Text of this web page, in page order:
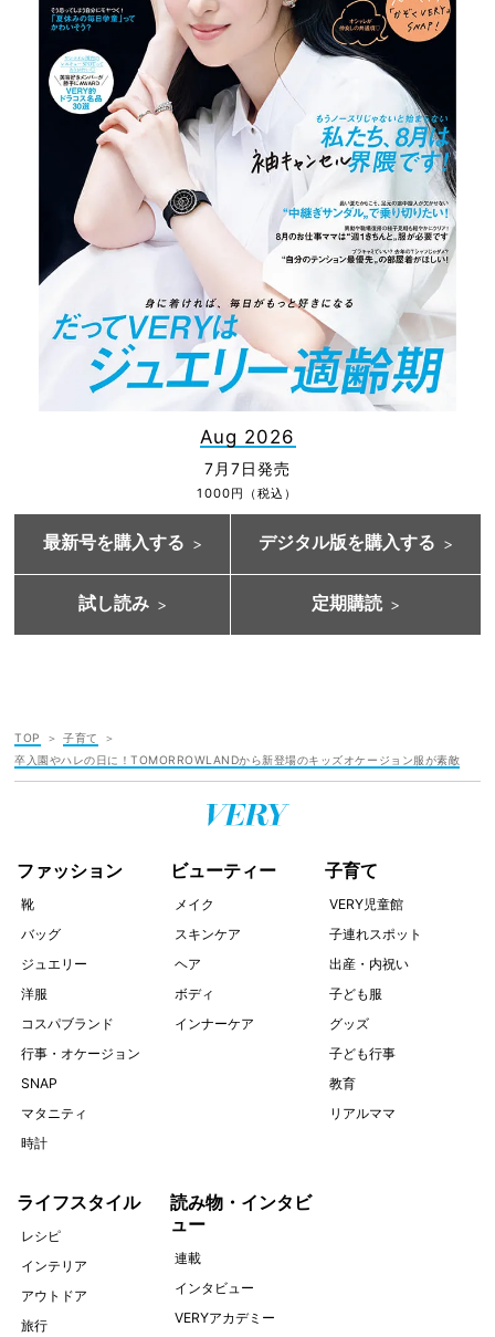
Aug 2026
7月7日発売
1000円（税込）
最新号を購入する デジタル版を購入する
試し読み 定期購読
TOP
子育て
卒入園やハレの日に！TOMORROWLANDから新登場のキッズオケージョン服が素敵
ファッション
靴
バッグ
ジュエリー
洋服
コスパブランド
行事・オケージョン
SNAP
マタニティ
時計
ビューティー
メイク
スキンケア
ヘア
ボディ
インナーケア
子育て
VERY児童館
子連れスポット
出産・内祝い
子ども服
グッズ
子ども行事
教育
リアルママ
ライフスタイル
レシピ
インテリア
アウトドア
旅行
読み物・インタビ
ュー
連載
インタビュー
VERYアカデミー